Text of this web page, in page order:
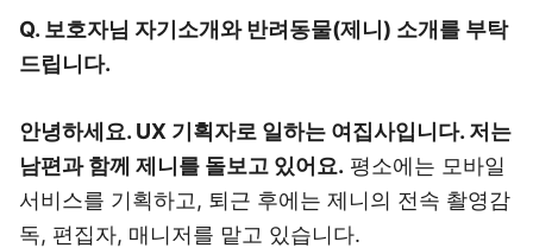
Q. 보호자님 자기소개와 반려동물(제니) 소개를 부탁
드립니다.
안녕하세요. UX 기획자로 일하는 여집사입니다. 저는
남편과 함께 제니를 돌보고 있어요. 평소에는 모바일
서비스를 기획하고, 퇴근 후에는 제니의 전속 촬영감
독, 편집자, 매니저를 맡고 있습니다.